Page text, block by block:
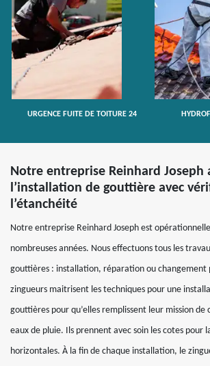
URGENCE FUITE DE TOITURE 24
Notre entreprise Reinhard Joseph
l’installation de gouttière avec
l’étanchéité
Notre entreprise Reinhard Joseph est
nombreuses années. Nous effectuons tous les
gouttières : installation, réparation ou changement
zingueurs maitrisent les techniques pour une
gouttières pour qu’elles remplissent leur mission
eaux de pluie. Ils prennent avec soin les cotes pour
horizontales. À la fin de chaque installation, le